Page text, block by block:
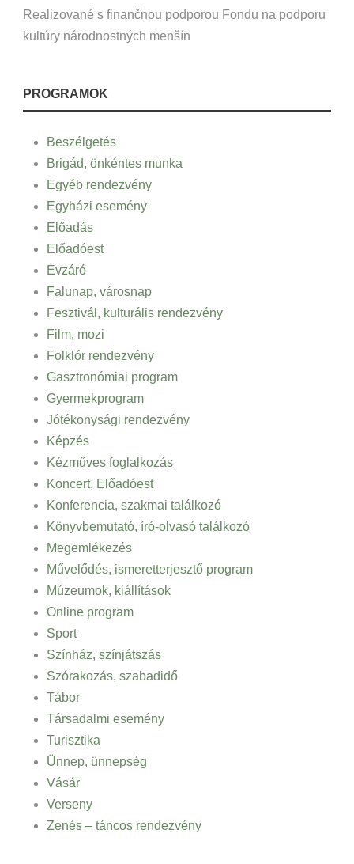
Realizované s finančnou podporou Fondu na podporu
kultúry národnostných menšín
PROGRAMOK
Beszélgetés
Brigád, önkéntes munka
Egyéb rendezvény
Egyházi esemény
Előadás
Előadóest
Évzáró
Falunap, városnap
Fesztivál, kulturális rendezvény
Film, mozi
Folklór rendezvény
Gasztronómiai program
Gyermekprogram
Jótékonysági rendezvény
Képzés
Kézműves foglalkozás
Koncert, Előadóest
Konferencia, szakmai találkozó
Könyvbemutató, író-olvasó találkozó
Megemlékezés
Művelődés, ismeretterjesztő program
Múzeumok, kiállítások
Online program
Sport
Színház, színjátszás
Szórakozás, szabadidő
Tábor
Társadalmi esemény
Turisztika
Ünnep, ünnepség
Vásár
Verseny
Zenés – táncos rendezvény